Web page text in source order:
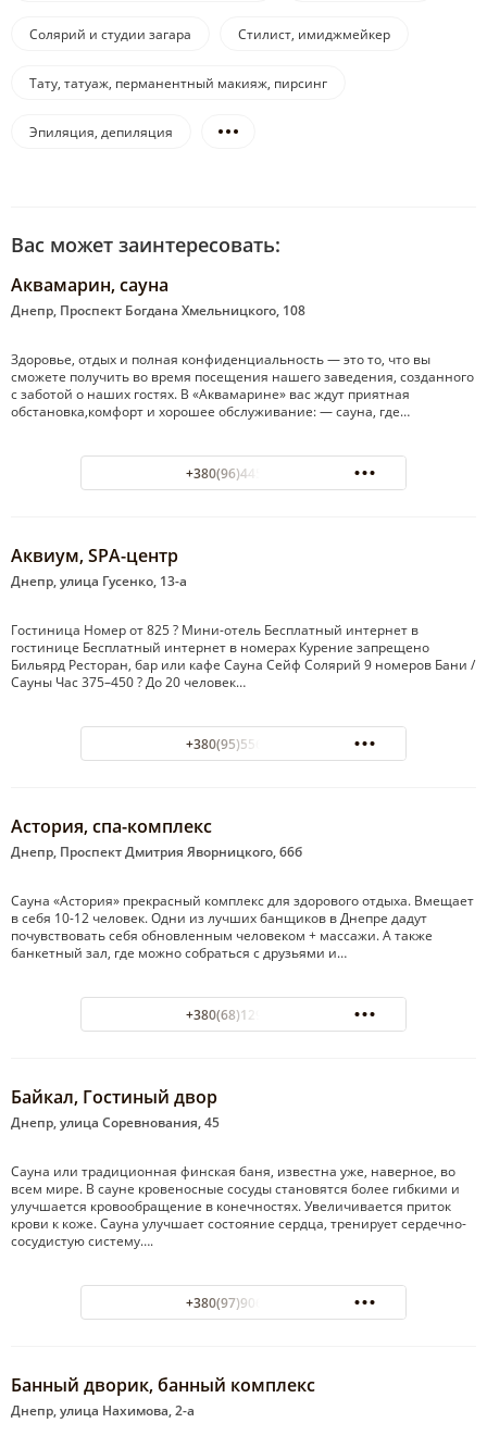
Солярий и студии загара Стилист, имиджмейкер
Тату, татуаж, перманентный макияж, пирсинг
Эпиляция, депиляция
Вас может заинтересовать:
Аквамарин, сауна
Днепр, Проспект Богдана Хмельницкого, 108
Здоровье, отдых и полная конфиденциальность — это то, что вы
сможете получить во время посещения нашего заведения, созданного
с заботой о наших гостях. В «Аквамарине» вас ждут приятная
обстановка,комфорт и хорошее обслуживание: — сауна, где…
+380(96)445-26-78
Аквиум, SPA-центр
Днепр, улица Гусенко, 13-а
Гостиница Номер от 825 ? Мини-отель Бесплатный интернет в
гостинице Бесплатный интернет в номерах Курение запрещено
Бильярд Ресторан, бар или кафе Сауна Сейф Солярий 9 номеров Бани /
Сауны Час 375–450 ? До 20 человек…
+380(95)556-44-01
Астория, спа-комплекс
Днепр, Проспект Дмитрия Яворницкого, 66б
Сауна «Астория» прекрасный комплекс для здорового отдыха. Вмещает
в себя 10-12 человек. Одни из лучших банщиков в Днепре дадут
почувствовать себя обновленным человеком + массажи. А также
банкетный зал, где можно собраться с друзьями и…
+380(68)129-35-27
Байкал, Гостиный двор
Днепр, улица Соревнования, 45
Сауна или традиционная финская баня, известна уже, наверное, во
всем мире. В сауне кровеносные сосуды становятся более гибкими и
улучшается кровообращение в конечностях. Увеличивается приток
крови к коже. Сауна улучшает состояние сердца, тренирует сердечно-
сосудистую систему….
+380(97)906-09-11
Банный дворик, банный комплекс
Днепр, улица Нахимова, 2-а